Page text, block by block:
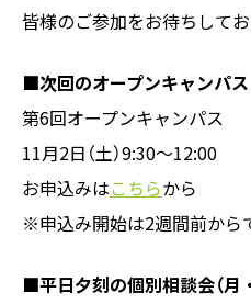
皆様のご参加をお待ちしてお
■次回のオープンキャンパス
第6回オープンキャンパス
11月2日（土）9:30～12:00
お申込みはこちらから
※申込み開始は2週間前から
■平日夕刻の個別相談会（月